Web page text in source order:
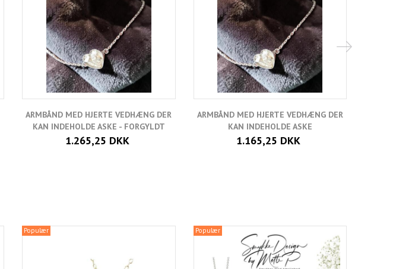
ARMBÅND MED HJERTE VEDHÆNG DER
KAN INDEHOLDE ASKE - FORGYLDT
1.265,25 DKK
ARMBÅND MED HJERTE VEDHÆNG DER
KAN INDEHOLDE ASKE
1.165,25 DKK
Populær Populær